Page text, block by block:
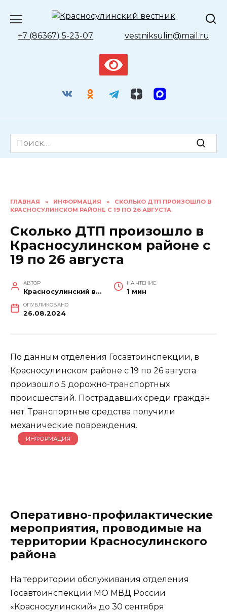
содержанию
+7 (86367) 5-23-07 vestniksulin@mail.ru
Search
for:
ГЛАВНАЯ » ИНФОРМАЦИЯ »
СКОЛЬКО ДТП ПРОИЗОШЛО В
КРАСНОСУЛИНСКОМ РАЙОНЕ С 19 ПО 26 АВГУСТА
Сколько ДТП произошло в
Красносулинском районе с
19 по 26 августа
АВТОР
Красносулинский вестник
НА ЧТЕНИЕ
1 мин
ОПУБЛИКОВАНО
26.08.2024
По данным отделения Госавтоинспекции, в
Красносулинском районе с 19 по 26 августа
произошло 5 дорожно-транспортных
происшествий. Пострадавших среди граждан
нет. Транспортные средства получили
механические повреждения.
ИНФОРМАЦИЯ
Оперативно-профилактические
мероприятия, проводимые на
территории Красносулинского
района
На территории обслуживания отделения
Госавтоинспекции МО МВД России
«Красносулинский» до 30 сентября